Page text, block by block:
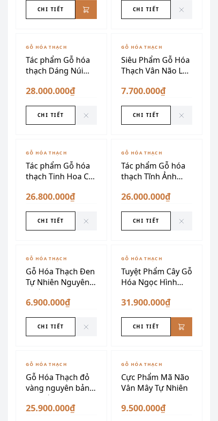
CHI TIẾT CHI TIẾT
ĐÃ SƯU TẦM
GỖ HÓA THẠCH
Tác phẩm Gỗ hóa
thạch Dáng Núi
28.000.000₫
CHI TIẾT
ĐÃ SƯU TẦM
GỖ HÓA THẠCH
Siêu Phẩm Gỗ Hóa
Thạch Vân Não Lên
7.700.000₫
CHI TIẾT
ĐÃ SƯU TẦM
GỖ HÓA THẠCH
Tác phẩm Gỗ hóa
thạch Tinh Hoa Cổ
26.800.000₫
CHI TIẾT
ĐÃ SƯU TẦM
GỖ HÓA THẠCH
Tác phẩm Gỗ hóa
thạch Tĩnh Ảnh
26.000.000₫
CHI TIẾT
ĐÃ SƯU TẦM
GỖ HÓA THẠCH
Gỗ Hóa Thạch Đen
Tự Nhiên Nguyên
Khối
6.900.000₫
CHI TIẾT
GỖ HÓA THẠCH
Tuyệt Phẩm Cây Gỗ
Hóa Ngọc Hình
31.900.000₫
CHI TIẾT
ĐÃ SƯU TẦM
GỖ HÓA THẠCH
Gỗ Hóa Thạch đỏ
vàng nguyên bản
cao cấp
25.900.000₫
ĐÃ SƯU TẦM
GỖ HÓA THẠCH
Cực Phẩm Mã Não
Vân Mây Tự Nhiên
9.500.000₫